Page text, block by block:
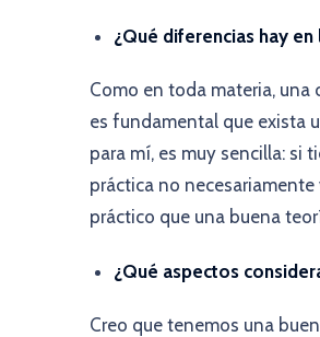
¿Qué diferencias hay
Como en toda materia, una
es fundamental que exista
para mí, es muy sencilla: si
práctica no
práctico que una buena
¿Qué aspectos
Creo que tenemos una